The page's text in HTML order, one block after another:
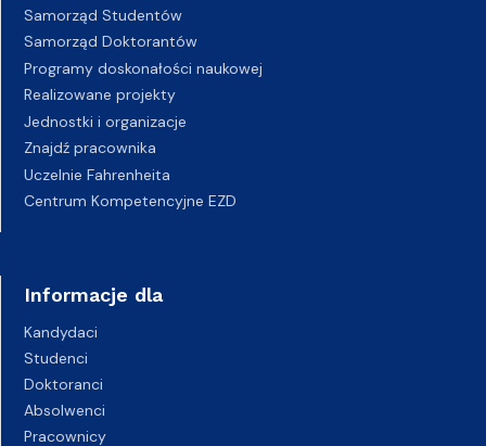
Samorząd Studentów
Samorząd Doktorantów
Programy doskonałości naukowej
Realizowane projekty
Jednostki i organizacje
Znajdź pracownika
Uczelnie Fahrenheita
Centrum Kompetencyjne EZD
Informacje dla
Kandydaci
Studenci
Doktoranci
Absolwenci
Pracownicy